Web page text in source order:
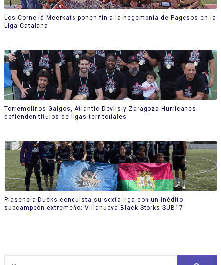
Los Cornellá Meerkats ponen fin a la hegemonía de Pagesos en la
Liga Catalana
Torremolinos Galgos, Atlantic Devils y Zaragoza Hurricanes
defienden títulos de ligas territoriales
Plasencia Ducks conquista su sexta liga con un inédito
subcampeón extremeño: Villanueva Black Storks SUB17